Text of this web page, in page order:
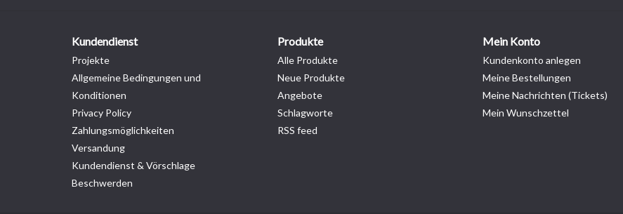
Kundendienst
Projekte
Allgemeine Bedingungen und
Konditionen
Privacy Policy
Zahlungsmöglichkeiten
Versandung
Kundendienst & Vörschlage
Beschwerden
Produkte
Alle Produkte
Neue Produkte
Angebote
Schlagworte
RSS feed
Mein Konto
Kundenkonto anlegen
Meine Bestellungen
Meine Nachrichten (Tickets)
Mein Wunschzettel